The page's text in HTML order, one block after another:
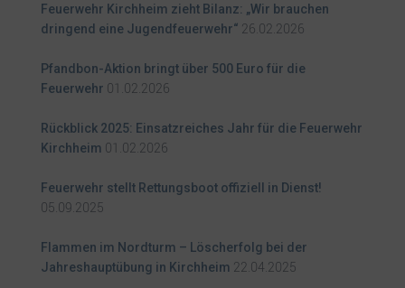
Feuerwehr Kirchheim zieht Bilanz: „Wir brauchen
dringend eine Jugendfeuerwehr“ 26.02.2026
Pfandbon-Aktion bringt über 500 Euro für die
Feuerwehr 01.02.2026
Rückblick 2025: Einsatzreiches Jahr für die Feuerwehr
Kirchheim 01.02.2026
Feuerwehr stellt Rettungsboot offiziell in Dienst!
05.09.2025
Flammen im Nordturm – Löscherfolg bei der
Jahreshauptübung in Kirchheim 22.04.2025